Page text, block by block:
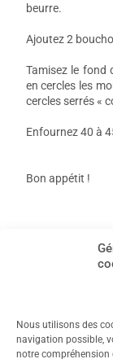
Nous utilisons des
navigation possible,
notre compréhension
beurre.
Ajoutez 2
Tamisez le fond
en cercles les
cercles serrés «
Enfournez 40 à
Bon appétit !